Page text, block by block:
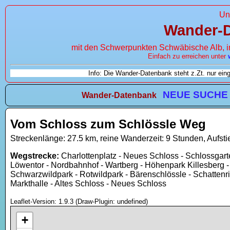
Wander-
mit den Schwerpunkten Schwäbische Alb,
Einfach zu erreichen unter
Info: Die Wander-Datenbank steht z.Zt. nur
Wander-Datenbank NEUE SUCHE
Vom Schloss zum Schlössle Weg
Streckenlänge: 27.5 km, reine Wanderzeit: 9 Stunden,
Wegstrecke: Charlottenplatz - Neues Schloss -
Löwentor - Nordbahnhof - Wartberg - Höhenpark Killesberg
Schwarzwildpark - Rotwildpark - Bärenschlössle -
Markthalle - Altes Schloss - Neues Schloss
Leaflet-Version: 1.9.3 (Draw-Plugin: undefined)
+